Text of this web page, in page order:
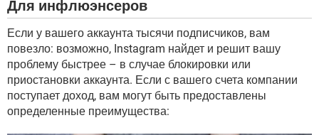
Для инфлюэнсеров
Если у вашего аккаунта тысячи подписчиков, вам
повезло: возможно, Instagram найдет и решит вашу
проблему быстрее – в случае блокировки или
приостановки аккаунта. Если с вашего счета компании
поступает доход, вам могут быть предоставлены
определенные преимущества: